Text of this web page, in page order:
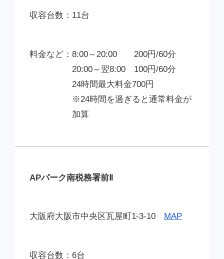
11台
8:00～20:00 200円/60分
20:00～翌8:00 100円/60分
24時間最大料金700円
※24時間を過ぎると通常料金が
加算
APパーク南税務署前Ⅱ
大阪府大阪市中央区瓦屋町1-3-10 MAP
6台